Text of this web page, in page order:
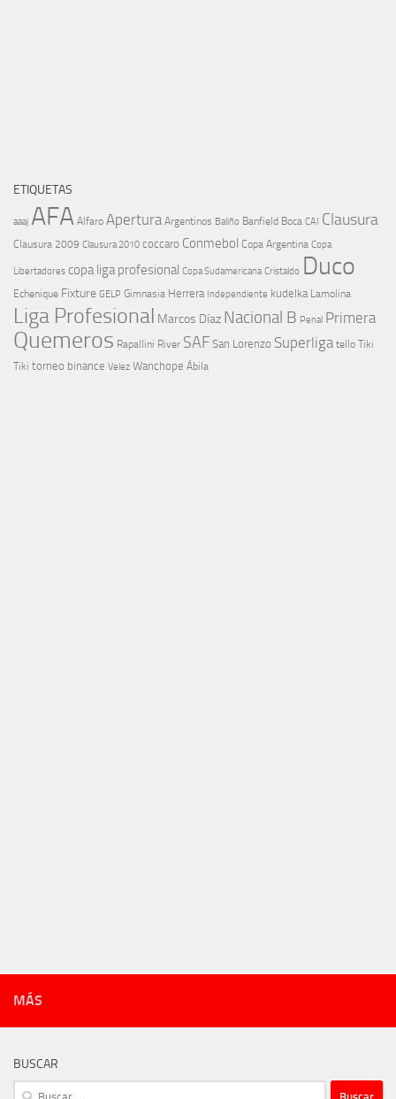
ETIQUETAS
aaaj AFA Alfaro Apertura Argentinos Baliño Banfield Boca CAI Clausura
Clausura 2009 Clausura 2010 coccaro Conmebol Copa Argentina Copa
Libertadores copa liga profesional Copa Sudamericana Cristaldo Duco
Echenique Fixture GELP Gimnasia Herrera Independiente kudelka Lamolina
Liga Profesional Marcos Díaz Nacional B Penal Primera
Quemeros Rapallini River SAF San Lorenzo Superliga tello Tiki
Tiki torneo binance Velez Wanchope Ábila
MÁS
BUSCAR
Buscar: